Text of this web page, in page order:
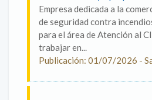
Empresa dedicada a la
de seguridad contra
para el área de Atención al
trabajar en...
Publicación: 01/07/2026 -